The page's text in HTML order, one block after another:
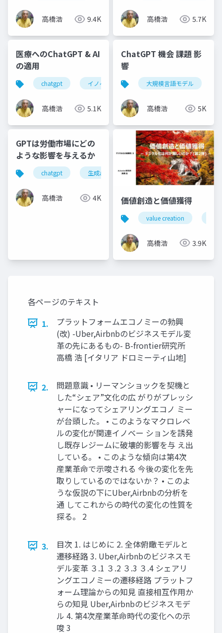
高橋浩 9.4K 高橋浩 5.7K
医療へのChatGPT & AI
の適用
chatgpt イノベーション ヘルスケア
高橋浩 5.1K
ChatGPT 機会 課題 影
響
大規模言語モデル
高橋浩 5K
GPTは労働市場にどの
ような影響を与えるか
chatgpt 生成aiツール 生産性向上 生成ai
高橋浩 4K 価値創造と価値獲得
value creation
高橋浩 3.9K
各ページのテキスト
1.
プラットフォームエコノミーの勃興
(改) -Uber,Airbnbのビジネスモデル変
革の先にあるもの- B-frontier研究所
高橋 浩 [イタリア ドロミーティ山地]
2.
問題意識 • リーマンショックを契機と
した“シェア”文化の広 がりがプレッシ
ャーになってシェアリングエコノ ミー
が台頭した。 • このようなマクロレベ
ルの変化が関連イノベー ションを誘発
し既存レジームに破壊的影響を与 え出
している。 • このような傾向は第4次
産業革命で示唆される 今後の変化を先
取りしているのではないか？ • このよ
うな仮説の下にUber,Airbnbの分析を
通 してこれからの時代の変化の性質を
探る。 2
3.
目次 1. はじめに 2. 全体俯瞰モデルと
遷移経路 3. Uber,Airbnbのビジネスモ
デル変革 ３.1 ３.2 ３.3 ３.4 シェアリ
ングエコノミーの遷移経路 プラットフ
ォーム理論からの知見 直接相互作用か
らの知見 Uber,Airbnbのビジネスモデ
ル 4. 第4次産業革命時代の変化への示
唆 3